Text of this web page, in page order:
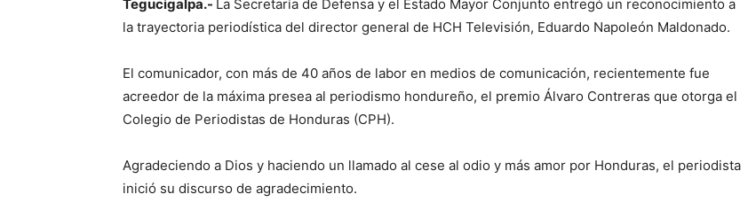
Tegucigalpa.- La Secretaría de Defensa y el Estado Mayor Conjunto entregó un reconocimiento a
la trayectoria periodística del director general de HCH Televisión, Eduardo Napoleón Maldonado.
El comunicador, con más de 40 años de labor en medios de comunicación, recientemente fue
acreedor de la máxima presea al periodismo hondureño, el premio Álvaro Contreras que otorga el
Colegio de Periodistas de Honduras (CPH).
Agradeciendo a Dios y haciendo un llamado al cese al odio y más amor por Honduras, el periodista
inició su discurso de agradecimiento.